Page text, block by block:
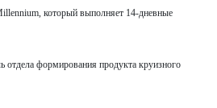
который выполняет 14-дневные
отдела формирования продукта круизного